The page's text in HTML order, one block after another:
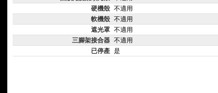
硬機殼 不適用
軟機殼 不適用
遮光罩 不適用
三腳架接合器 不適用
已停產 是